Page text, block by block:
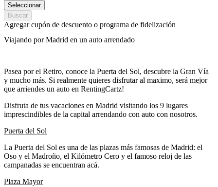
Seleccionar
Buscar
Agregar cupón de descuento o programa de fidelización
Viajando por Madrid en un auto arrendado
Pasea por el Retiro, conoce la Puerta del Sol, descubre la Gran Vía
y mucho más. Si realmente quieres disfrutar al maximo, será mejor
que arriendes un auto en RentingCartz!
Disfruta de tus vacaciones en Madrid visitando los 9 lugares
imprescindibles de la capital arrendando con auto con nosotros.
Puerta del Sol
La Puerta del Sol es una de las plazas más famosas de Madrid: el
Oso y el Madroño, el Kilómetro Cero y el famoso reloj de las
campanadas se encuentran acá.
Plaza Mayor